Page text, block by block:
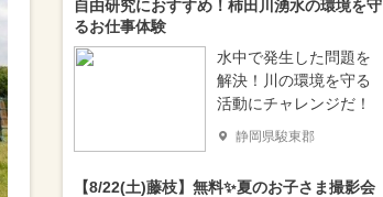
自由研究におすすめ！柿田川湧水の環境を守
るお仕事体験
水中で発生した問題を
解決！川の環境を守る
活動にチャレンジだ！
静岡県駿東郡
【8/22(土)藤枝】無料✨夏のお子さま撮影会